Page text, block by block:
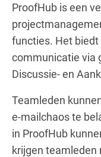
ProofHub is een
functies. Het
communicatie via
Discussie- en
Teamleden
e-mailchaos te
in ProofHub
krijgen teamleden